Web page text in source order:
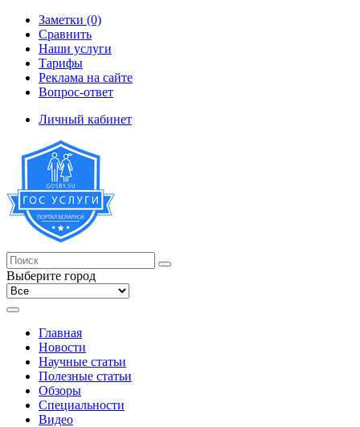
Заметки (0)
Сравнить
Наши услуги
Тарифы
Реклама на сайте
Вопрос-ответ
Личный кабинет
Выберите город
Главная
Новости
Научные статьи
Полезные статьи
Обзоры
Специальности
Видео